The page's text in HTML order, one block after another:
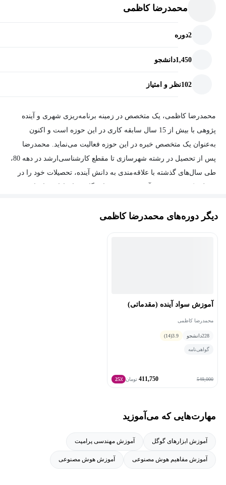
محمدرضا کاظمی
2دوره
1,450دانشجو
102نظر و امتیاز
محمدرضا کاظمی، یک متخصص در زمینه برنامه‌ریزی شهری و آینده
پژوهی با بیش از 15 سال سابقه کاری در این حوزه است و اکنون
به‌عنوان یک متخصص خبره در این حوزه فعالیت می‌نماید. محمدرضا
پس از تحصیل در رشته شهرسازی تا مقطع کارشناسی‌ارشد در دهه 80،
طی سال‌های گذشته با علاقه‌مندی به دانش آینده، تحصیلات خود را در
آموزشی، از چند سال پیش به‌عنوان دستیار مدرس دانشگاهی با
دیگر دوره‌های محمدرضا کاظمی
آموزش سواد آینده‌ (مقدماتی)
محمدرضا کاظمی
228دانشجو 3.9
(14)
گواهی‌نامه
549,000
411,750 تومان 25٪
مهارت‌هایی که می‌آموزید
آموزش ابزارهای گوگل آموزش مهندسی پرامپت
آموزش مفاهیم هوش مصنوعی آموزش هوش مصنوعی